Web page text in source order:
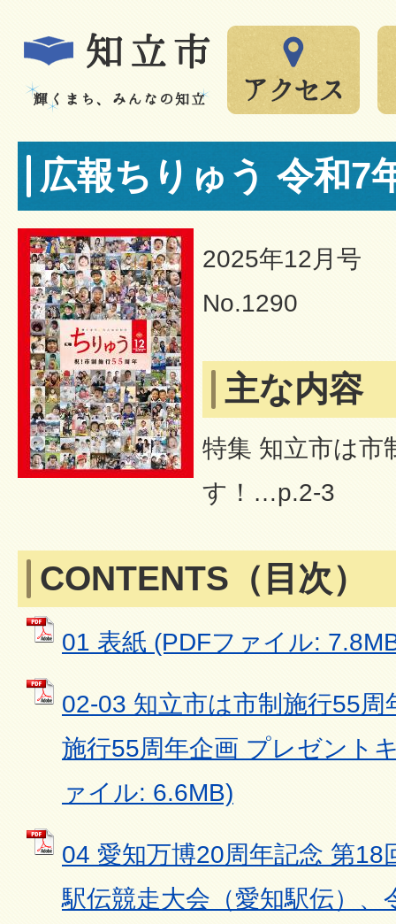
広報ちりゅう 令和7
2025年12月号
No.1290
主な内容
特集 知立市は市
す！…p.2-3
CONTENTS（目次）
01 表紙 (PDFファイル:
02-03 知立市は市制施行55
施行55周年企画 プレゼント
ァイル: 6.6MB)
04 愛知万博20周年記念 第18
駅伝競走大会（愛知駅伝）、